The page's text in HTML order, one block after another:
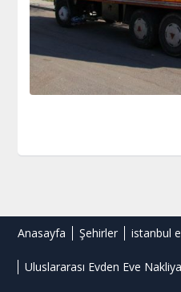
Anasayfa Şehirler istanbul
Uluslararası Evden Eve